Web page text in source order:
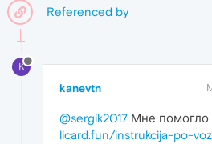
Referenced by
K
kanevtn
@sergik2017 Мне помогло
licard.fun/instrukcija-po-